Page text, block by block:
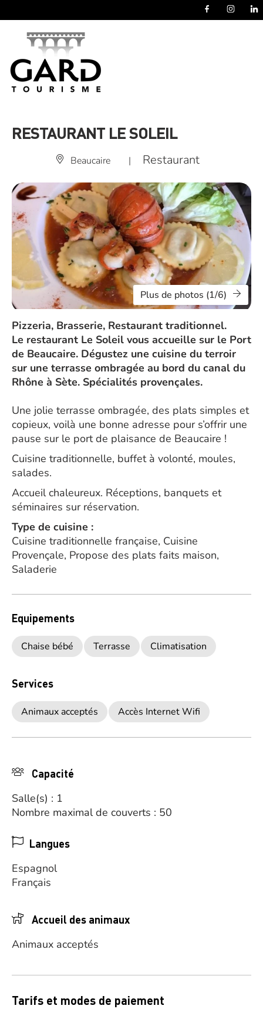
RESTAURANT LE SOLEIL
Beaucaire | Restaurant
Plus de photos (1/6)
Pizzeria, Brasserie, Restaurant traditionnel.
Le restaurant Le Soleil vous accueille sur le Port
de Beaucaire. Dégustez une cuisine du terroir
sur une terrasse ombragée au bord du canal du
Rhône à Sète. Spécialités provençales.
Une jolie terrasse ombragée, des plats simples et
copieux, voilà une bonne adresse pour s’offrir une
pause sur le port de plaisance de Beaucaire !
Cuisine traditionnelle, buffet à volonté, moules,
salades.
Accueil chaleureux. Réceptions, banquets et
séminaires sur réservation.
Type de cuisine :
Cuisine traditionnelle française, Cuisine
Provençale, Propose des plats faits maison,
Saladerie
Equipements
Chaise bébé Terrasse Climatisation
Services
Animaux acceptés Accès Internet Wifi
Capacité
Salle(s) : 1
Nombre maximal de couverts : 50
Langues
Espagnol
Français
Accueil des animaux
Animaux acceptés
Tarifs et modes de paiement